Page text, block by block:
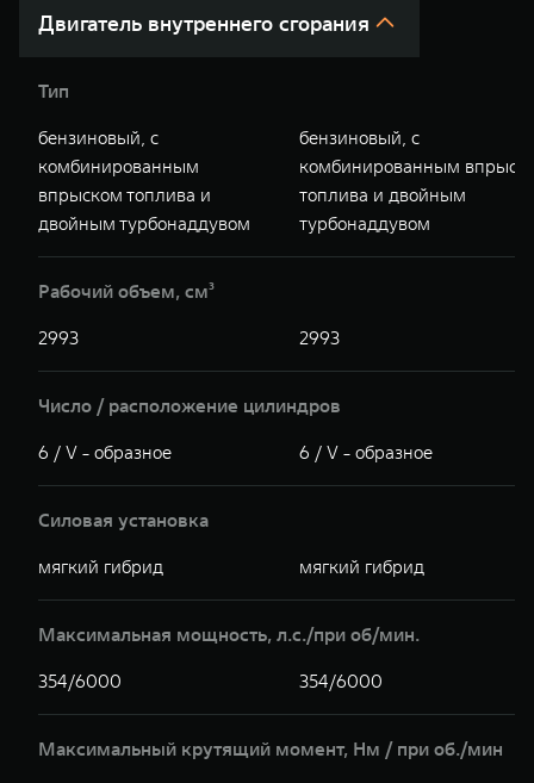
Двигатель внутреннего сгорания
Тип
бензиновый, с
комбинированным
впрыском топлива и
двойным турбонаддувом
бензиновый, с
комбинированным
топлива и двойным
турбонаддувом
Рабочий объем, см³
2993 2993
Число / расположение цилиндров
6 / V - образное 6 / V - образное
Силовая установка
мягкий гибрид мягкий гибрид
Максимальная мощность, л.с./при об/мин.
354/6000 354/6000
Максимальный крутящий момент, Hм / при об./мин